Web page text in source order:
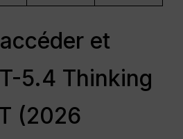
et
5.4 Thinking
(2026